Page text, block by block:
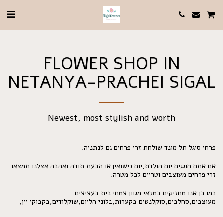
FLOWER SHOP IN
NETANYA-PRACHEI SIGAL
Newest, most stylish and worth
פרחי סיגל תל מונד שולחת זרי פרחים גם לנתניה.
אם אתם חוגגים יום הולדת,יום נישואין או הבעת תודה ואהבה אצלנו תמצאו
זרי פרחים מעוצבים וטריים לכל מטרה.
כמו כן אנו מחזיקים במלאי מגוון צמחי בית בעציצים
מעוצבים,סחלבים,סוקלנטים בקערות,בלוני הליום,שוקלודים,בקבוקי יין,